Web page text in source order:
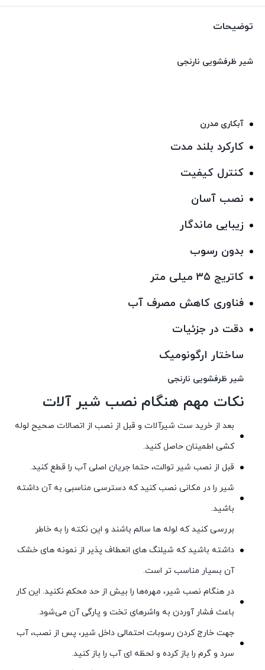
توضیحات
شیر ظرفشویی نارنجی
آبکاری مدرن
کارکرد بلند مدت
كنترل كيفيت
نصب آسان
زیبایی ماندگار
بدون رسوب
کاتریج ۳۵ میلی متر
فناوری کاهش مصرف آب
دقت در جزئیات
ساختار ارگونومیک
شیر ظرفشویی نارنجی
نکات مهم هنگام نصب شیر آلات
بعد از خرید ست شیرآلات و قبل از نصب از اتصالات صحیح لوله
کشی اطمینان حاصل کنید.
قبل از نصب شیر توالت، حتما جریان اصلی آب را قطع کنید.
شیر را در مکانی نصب کنید که دسترسی مناسبی به آن داشته
باشید.
بررسی کنید که لوله ها سالم باشند و این نکته را به خاطر
داشته باشید که شیلنگ های انعطاف پذیر از نمونه های خشک
آن بسیار مناسب تر است.
در هنگام نصب شیر، مهره‌ها را بیش از حد محکم نکنید. این کار
باعث فشار آوردن به واشرهای تخت و پارگی آن می‌شود.
جهت خارج کردن رسوبات احتمالی داخل شیر، پس از نصب، آب
سرد و گرم را باز کرده و لحظه ای آب را باز کنید.